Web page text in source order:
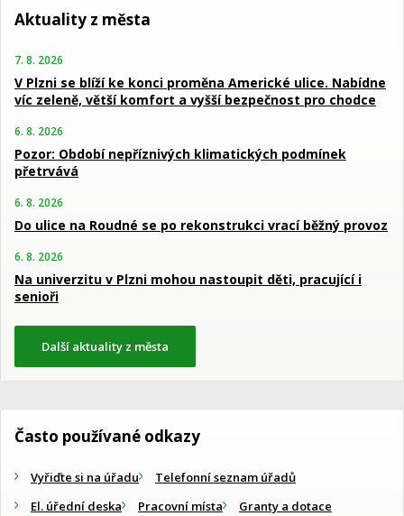
Aktuality z města
7. 8. 2026
V Plzni se blíží ke konci proměna Americké ulice. Nabídne
víc zeleně, větší komfort a vyšší bezpečnost pro chodce
6. 8. 2026
Pozor: Období nepříznivých klimatických podmínek
přetrvává
6. 8. 2026
Do ulice na Roudné se po rekonstrukci vrací běžný provoz
6. 8. 2026
Na univerzitu v Plzni mohou nastoupit děti, pracující i
senioři
Další aktuality z města
Často používané odkazy
Vyřiďte si na úřadu
Telefonní seznam úřadů
El. úřední deska
Pracovní místa
Granty a dotace